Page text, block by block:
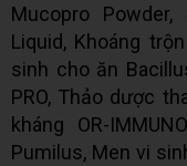
Mucopro
Liquid, Khoáng
sinh cho ăn
PRO, Thảo dược
kháng OR-
Pumilus, Men vi